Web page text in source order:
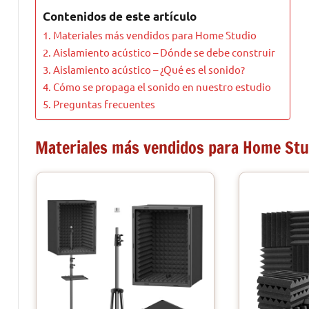
Contenidos de este artículo
Materiales más vendidos para Home Studio
Aislamiento acústico – Dónde se debe construir
Aislamiento acústico – ¿Qué es el sonido?
Cómo se propaga el sonido en nuestro estudio
Preguntas frecuentes
Materiales más vendidos para Home